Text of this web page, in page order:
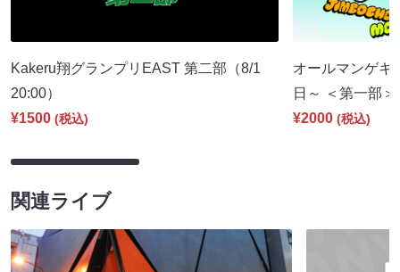
Kakeru翔グランプリEAST 第二部（8/1
20:00）
¥1500 (税込)
オールマンゲキ
日～ ＜第一部
¥2000 (税込)
関連ライブ